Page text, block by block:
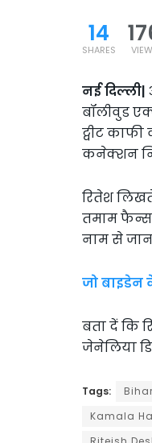
14
SHARES
नई दिल्ली|
बॉलीवुड
ट्वीट
कनेक्शन
रितेश लिखते
तमाम फैन्स
नाम से
जो बाइडेन
बता दें कि
जेनेलिया
Tags:
Kamala